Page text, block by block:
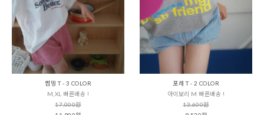
썸띵 T - 3 COLOR
M,XL 빠른배송 !
17,000원
포레 T - 2 COLOR
아이보리 M 빠른배송 !
13,600원